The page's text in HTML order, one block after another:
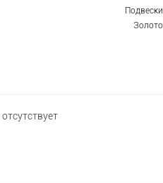
Подвески
Золото
отсутствует